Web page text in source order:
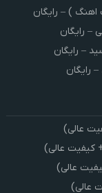
) – رایگان
– رایگان
– رایگان
رایگان
عالی)
کیفیت عالی)
عالی)
عالی)